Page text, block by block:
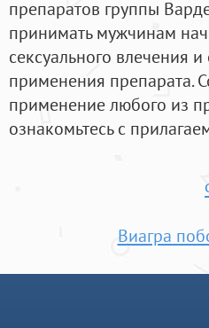
препаратов группы
принимать мужчинам
сексуального влечения
применения препарата.
применение любого из
ознакомьтесь с
Виагра